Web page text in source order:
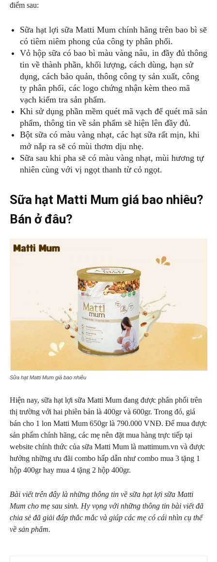
điểm sau:
Sữa hạt lợi sữa Matti Mum chính hãng trên bao bì sẽ
có tiêm niêm phong của công ty phân phối.
Vỏ hộp sữa có bao bì màu vàng nâu, in đầy đủ thông
tin về thành phần, khối lượng, cách dùng, hạn sử
dụng, cách bảo quản, thông công ty sản xuất, công
ty phân phối, các logo chứng nhận kèm theo mã
vạch kiểm tra sản phẩm.
Khi sử dụng phần mềm quét mã vạch để quét mã sản
phẩm, thông tin về sản phẩm sẽ hiện lên đầy đủ.
Bột sữa có màu vàng nhạt, các hạt sữa rất mịn, khi
mở nắp ra sẽ có mùi thơm dịu nhẹ.
Sữa sau khi pha sẽ có màu vàng nhạt, mùi hương tự
nhiên cùng với vị ngọt thanh từ cỏ ngọt.
Sữa hạt Matti Mum giá bao nhiêu?
Bán ở đâu?
Sữa hạt Matti Mum giá bao nhiêu
Hiện nay, sữa hạt lợi sữa Matti Mum đang được phân phối trên
thị trường với hai phiên bản là 400gr và 600gr. Trong đó, giá
bán cho 1 lon Matti Mum 650gr là 790.000 VNĐ. Để mua được
sản phẩm chính hãng, các mẹ nên đặt mua hàng trực tiếp tại
website chính thức của sữa Matti Mum là mattimum.vn và được
hưởng những ưu đãi combo hấp dẫn như combo mua 3 tặng 1
hộp 400gr hay mua 4 tặng 2 hộp 400gr.
Bài viết trên đây là những thông tin về sữa hạt lợi sữa Matti
Mum cho mẹ sau sinh. Hy vọng với những thông tin bài viết đã
chia sẻ đã giải đáp thắc mắc và giúp các mẹ có cái nhìn cụ thể
về sản phẩm.